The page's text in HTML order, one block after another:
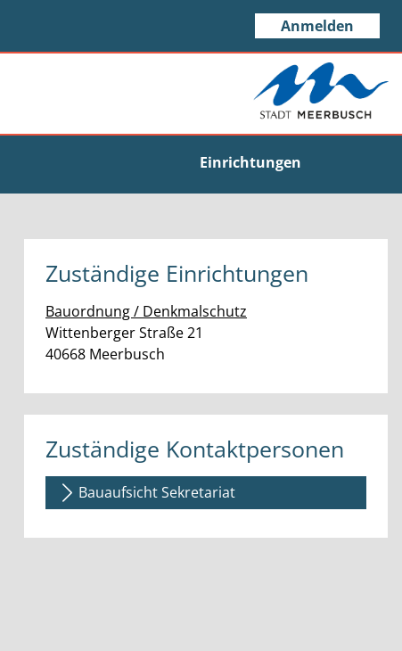
Anmelden
Einrichtungen
Zuständige Einrichtungen
Bauordnung / Denkmalschutz
Straße:
Wittenberger Straße Hausnummer:
21
PLZ:
40668 Ort:
Meerbusch
Zuständige Kontaktpersonen
Bauaufsicht Sekretariat